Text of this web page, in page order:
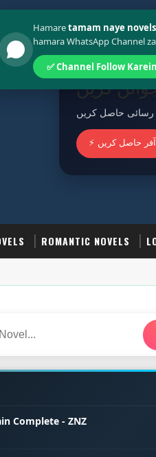
Policy Terms And
کریں
رسائی حاصل کریں
⚡ آفر حاصل کریں
ROMANTIC NOVELS
Complete - ZNZ
Hamaretamam naye novels
hamara WhatsApp Channel
✅ Channel Follow Karein